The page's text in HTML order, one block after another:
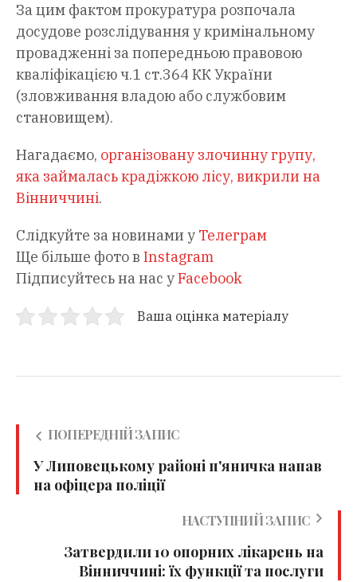
За цим фактом прокуратура розпочала
досудове розслідування у кримінальному
провадженні за попередньою правовою
кваліфікацією ч.1 ст.364 КК України
(зловживання владою або службовим
становищем).
Нагадаємо, організовану злочинну групу,
яка займалась крадіжкою лісу, викрили на
Вінниччині.
Слідкуйте за новинами у Телеграм
Ще більше фото в Instagram
Підписуйтесь на нас уFacebook
Ваша оцінка матеріалу
ПОПЕРЕДНІЙ ЗАПИС
У Липовецькому районі п'яничка напав
на офіцера поліції
НАСТУПНИЙ ЗАПИС
Затвердили 10 опорних лікарень на
Вінниччині: їх функції та послуги